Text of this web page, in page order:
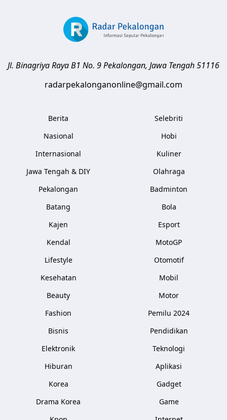
Jl. Binagriya Raya B1 No. 9Pekalongan, Jawa Tengah51116
radarpekalonganonline@gmail.com
Berita
Nasional
Internasional
Jawa Tengah & DIY
Pekalongan
Batang
Kajen
Kendal
Lifestyle
Kesehatan
Beauty
Fashion
Bisnis
Elektronik
Hiburan
Korea
Drama Korea
Selebriti
Hobi
Kuliner
Olahraga
Badminton
Bola
Esport
MotoGP
Otomotif
Mobil
Motor
Pemilu 2024
Pendidikan
Teknologi
Aplikasi
Gadget
Game